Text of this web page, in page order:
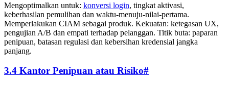
Mengoptimalkan untuk: konversi login, tingkat aktivasi,
keberhasilan pemulihan dan waktu-menuju-nilai-pertama.
Memperlakukan CIAM sebagai produk. Kekuatan: ketegasan UX,
pengujian A/B dan empati terhadap pelanggan. Titik buta: paparan
penipuan, batasan regulasi dan kebersihan kredensial jangka
panjang.
3.4 Kantor Penipuan atau Risiko#